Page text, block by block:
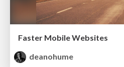
Faster Mobile Websites
deanohume